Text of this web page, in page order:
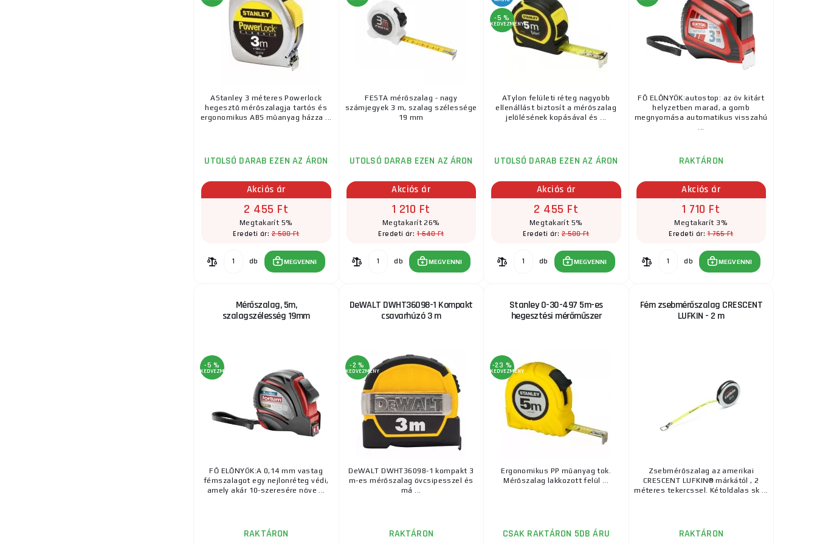
Mérőszalag, 10m, szalagszélesség 25mm
Az ergonomikus, csúszásmentes kivitelű gumiborítás védi a műszer
műanyag testét.Műszaki paraméterek:II. cl. pontossággum ...
3 385 Ft
RAKTÁRON
ks MEGVENNI
AStanley 3 méteres Powerlock
hegesztő mérőszalagja tartós és
ergonomikus ABS műanyag házza ...
UTOLSÓ DARAB EZEN AZ ÁRON
Akciós ár
2 455 Ft
Megtakarít 5%
Eredeti ár:2 580 Ft
db MEGVENNI
FESTA mérőszalag - nagy
számjegyek 3 m, szalag szélessége
19 mm
UTOLSÓ DARAB EZEN AZ ÁRON
Akciós ár
1 210 Ft
Megtakarít 26%
Eredeti ár:1 640 Ft
db MEGVENNI
-5 %
KEDVEZMÉNY
ATylon felületi réteg nagyobb
ellenállást biztosít a mérőszalag
jelölésének kopásával és ...
UTOLSÓ DARAB EZEN AZ ÁRON
Akciós ár
2 455 Ft
Megtakarít 5%
Eredeti ár:2 580 Ft
db MEGVENNI
FŐ ELŐNYÖK:autostop: az öv kitárt
helyzetben marad, a gomb
megnyomása automatikus visszahú
...
RAKTÁRON
Akciós ár
1 710 Ft
Megtakarít 3%
Eredeti ár:1 765 Ft
db MEGVENNI
Mérőszalag, 5m,
szalagszélesség 19mm
-5 %
KEDVEZMÉNY
FŐ ELŐNYÖK:A 0,14 mm vastag
fémszalagot egy nejlonréteg védi,
amely akár 10-szeresére növe ...
RAKTÁRON
DeWALT DWHT36098-1 Kompakt
csavarhúzó 3 m
-2 %
KEDVEZMÉNY
DeWALT DWHT36098-1 kompakt 3
m-es mérőszalag övcsipesszel és
má ...
RAKTÁRON
Stanley 0-30-497 5m-es
hegesztési mérőműszer
-23 %
KEDVEZMÉNY
Ergonomikus PP műanyag tok.
Mérőszalag lakkozott felül ...
CSAK RAKTÁRON 5DB ÁRU
Fém zsebmérőszalag CRESCENT
LUFKIN - 2 m
Zsebmérőszalag az amerikai
CRESCENT LUFKIN® márkától , 2
méteres tekercssel. Kétoldalas sk ...
RAKTÁRON